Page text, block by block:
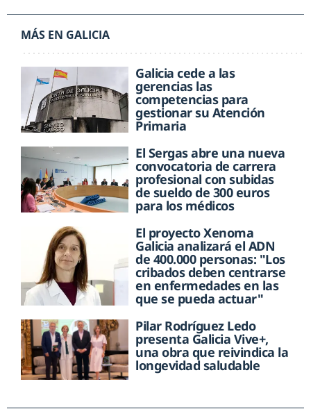
MÁS EN GALICIA
Galicia cede a las
gerencias las
competencias para
gestionar su Atención
Primaria
El Sergas abre una nueva
convocatoria de carrera
profesional con subidas
de sueldo de 300 euros
para los médicos
El proyecto Xenoma
Galicia analizará el ADN
de 400.000 personas: "Los
cribados deben centrarse
en enfermedades en las
que se pueda actuar"
Pilar Rodríguez Ledo
presenta Galicia Vive+,
una obra que reivindica la
longevidad saludable